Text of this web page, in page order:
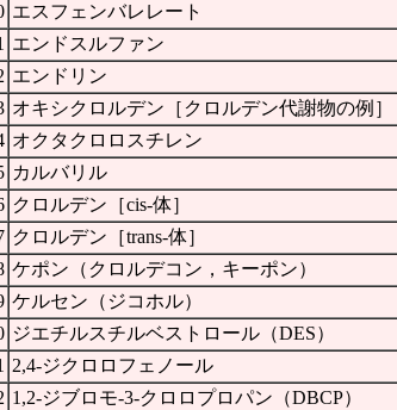
エスフェンバレレート
エンドスルファン
エンドリン
オキシクロルデン［クロルデン代謝物の例］
オクタクロロスチレン
カルバリル
クロルデン［cis-体］
クロルデン［trans-体］
ケポン（クロルデコン，キーポン）
ケルセン（ジコホル）
ジエチルスチルベストロール（DES）
2,4-ジクロロフェノール
1,2-ジブロモ-3-クロロプロパン（DBCP）